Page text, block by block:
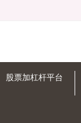
股票加杠杆平台